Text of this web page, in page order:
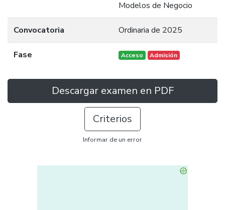
Modelos de Negocio
Convocatoria Ordinaria de 2025
Fase Acceso Admisión
Descargar examen en PDF
Criterios
Informar de un error